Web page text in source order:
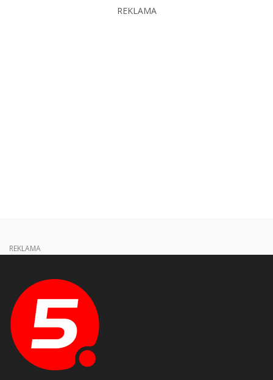
REKLAMA
REKLAMA